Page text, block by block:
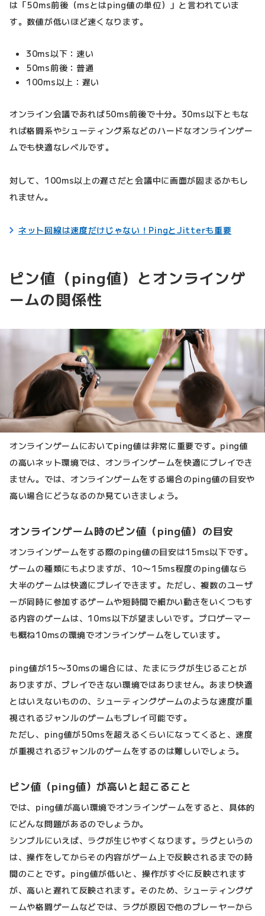
は「50ms前後（msとはping値の単位）」と言われていま
す。数値が低いほど速くなります。
30ms以下：速い
50ms前後：普通
100ms以上：遅い
オンライン会議であれば50ms前後で十分。30ms以下ともな
れば格闘系やシューティング系などのハードなオンラインゲー
ムでも快適なレベルです。
対して、100ms以上の遅さだと会議中に画面が固まるかもし
れません。
ネット回線は速度だけじゃない！PingとJitterも重要
ピン値（ping値）とオンラインゲ
ームの関係性
オンラインゲームにおいてping値は非常に重要です。ping値
の高いネット環境では、オンラインゲームを快適にプレイでき
ません。では、オンラインゲームをする場合のping値の目安や
高い場合にどうなるのか見ていきましょう。
オンラインゲーム時のピン値（ping値）の目安
オンラインゲームをする際のping値の目安は15ms以下です。
ゲームの種類にもよりますが、10〜15ms程度のping値なら
大半のゲームは快適にプレイできます。ただし、複数のユーザ
ーが同時に参加するゲームや短時間で細かい動きをいくつもす
る内容のゲームは、10ms以下が望ましいです。プロゲーマー
も概ね10msの環境でオンラインゲームをしています。
ping値が15〜30msの場合には、たまにラグが生じることが
ありますが、プレイできない環境ではありません。あまり快適
とはいえないものの、シューティングゲームのような速度が重
視されるジャンルのゲームもプレイ可能です。
ただし、ping値が50msを超えるくらいになってくると、速度
が重視されるジャンルのゲームをするのは難しいでしょう。
ピン値（ping値）が高いと起こること
では、ping値が高い環境でオンラインゲームをすると、具体的
にどんな問題があるのでしょうか。
シンプルにいえば、ラグが生じやすくなります。ラグというの
は、操作をしてからその内容がゲーム上で反映されるまでの時
間のことです。ping値が低いと、操作がすぐに反映されます
が、高いと遅れて反映されます。そのため、シューティングゲ
ームや格闘ゲームなどでは、ラグが原因で他のプレーヤーから